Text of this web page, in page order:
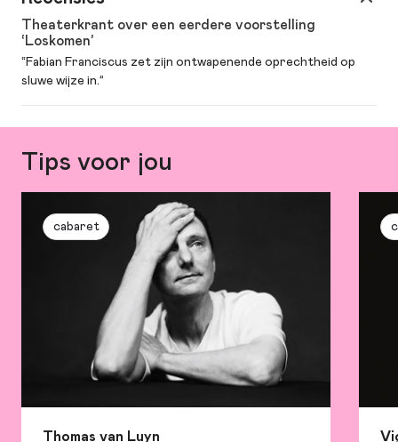
Theaterkrant over een eerdere voorstelling
‘Loskomen’
“Fabian Franciscus zet zijn ontwapenende oprechtheid op
sluwe wijze in.”
Tips voor jou
cabaret
Thomas van Luyn